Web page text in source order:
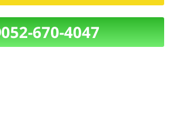
052-670-4047